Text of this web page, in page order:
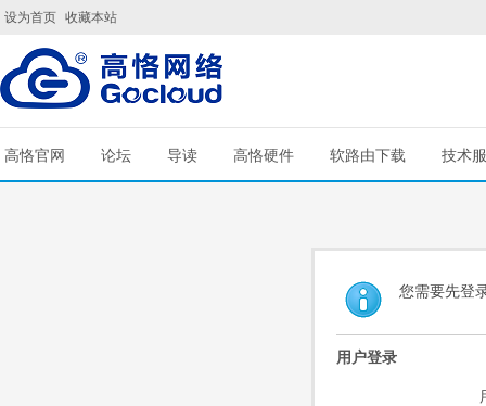
设为首页 收藏本站
高恪官网 论坛 导读 高恪硬件 软路由下载 技术
您需要先登
用户登录